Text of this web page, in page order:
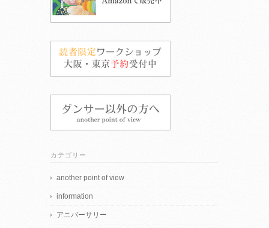
カテゴリー
another point of view
information
アニバーサリー